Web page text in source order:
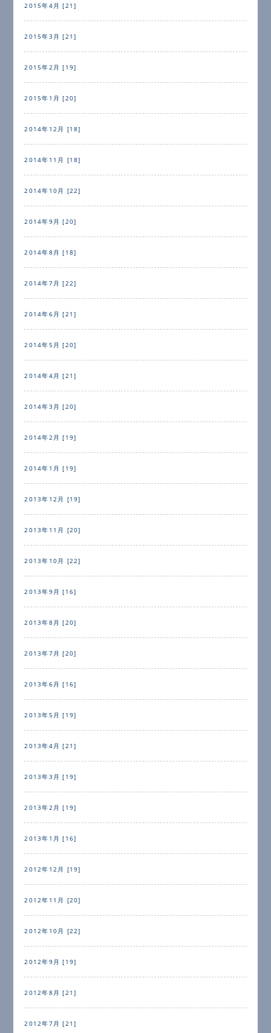
2015年4月 [21]
2015年3月 [21]
2015年2月 [19]
2015年1月 [20]
2014年12月 [18]
2014年11月 [18]
2014年10月 [22]
2014年9月 [20]
2014年8月 [18]
2014年7月 [22]
2014年6月 [21]
2014年5月 [20]
2014年4月 [21]
2014年3月 [20]
2014年2月 [19]
2014年1月 [19]
2013年12月 [19]
2013年11月 [20]
2013年10月 [22]
2013年9月 [16]
2013年8月 [20]
2013年7月 [20]
2013年6月 [16]
2013年5月 [19]
2013年4月 [21]
2013年3月 [19]
2013年2月 [19]
2013年1月 [16]
2012年12月 [19]
2012年11月 [20]
2012年10月 [22]
2012年9月 [19]
2012年8月 [21]
2012年7月 [21]